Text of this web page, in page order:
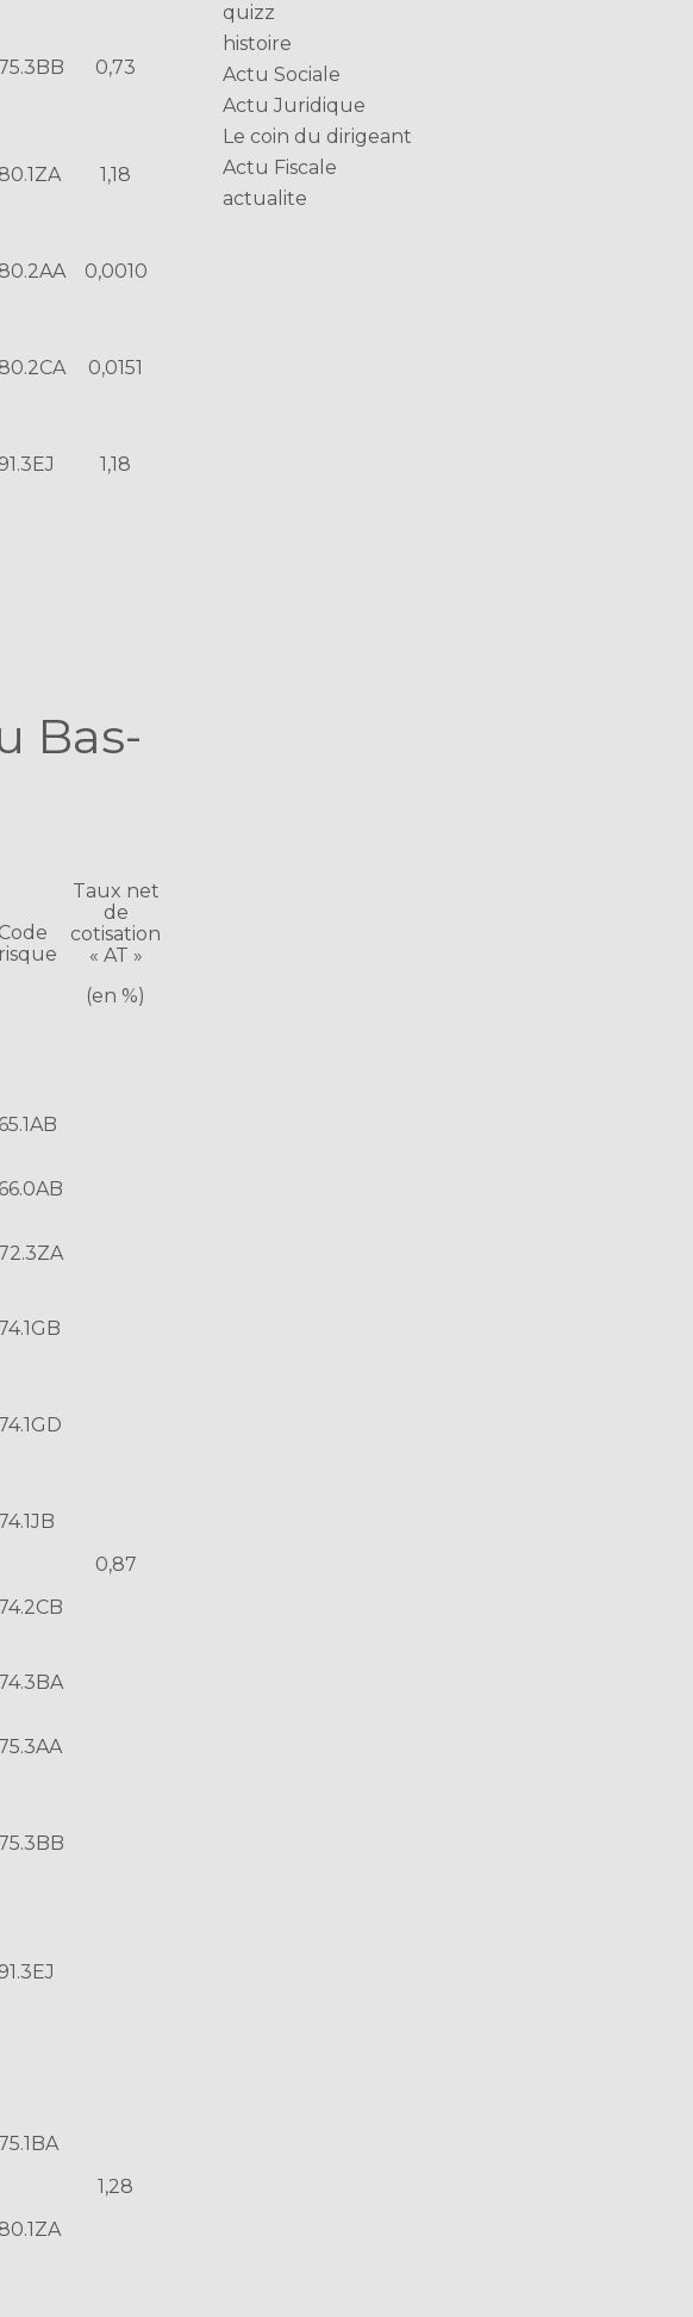
0,73
80.1ZA 1,18
80.2AA 0,0010
80.2CA 0,0151
91.3EJ 1,18
Bas-
Code
risque
Taux net
de
cotisation
« AT »
(en %)
65.1AB
0,87
66.0AB
91.3EJ
1,28
80.1ZA
quizz
histoire
Actu Sociale
Actu Juridique
Le coin du dirigeant
Actu Fiscale
actualite